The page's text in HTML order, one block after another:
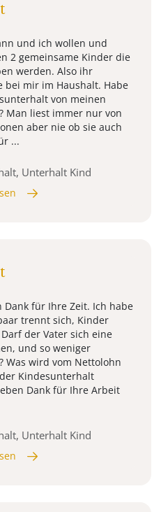
und ich wollen und
2 gemeinsame Kinder die
werden. Also ihr
bei mir im Haushalt. Habe
von meinen
Man liest immer nur von
aber nie ob sie auch
...
Unterhalt Kind
Dank für Ihre Zeit. Ich habe
trennt sich, Kinder
der Vater sich eine
und so weniger
Was wird vom Nettolohn
Kindesunterhalt
Dank für Ihre Arbeit
Unterhalt Kind